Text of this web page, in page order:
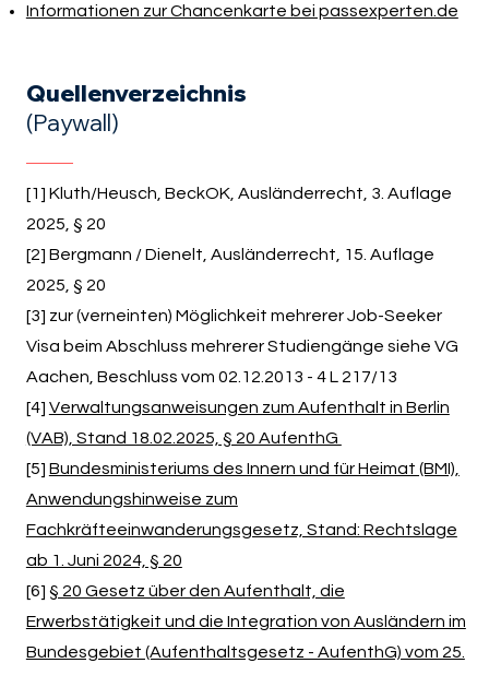
Informationen zur Chancenkarte bei passexperten.de
Quellenverzeichnis
(Paywall)
[1] Kluth/Heusch, BeckOK, Ausländerrecht, 3. Auflage
2025, § 20
[2] Bergmann / Dienelt, Ausländerrecht, 15. Auflage
2025, § 20
[3] zur (verneinten) Möglichkeit mehrerer Job-Seeker
Visa beim Abschluss mehrerer Studiengänge siehe VG
Aachen, Beschluss vom 02.12.2013 - 4 L 217/13
[4] Verwaltungsanweisungen zum Aufenthalt in Berlin
(VAB), Stand 18.02.2025, § 20 AufenthG
[5] Bundesministeriums des Innern und für Heimat (BMI),
Anwendungshinweise zum
Fachkräfteeinwanderungsgesetz, Stand: Rechtslage
ab 1. Juni 2024, § 20
[6] § 20 Gesetz über den Aufenthalt, die
Erwerbstätigkeit und die Integration von Ausländern im
Bundesgebiet (Aufenthaltsgesetz - AufenthG) vom 25.